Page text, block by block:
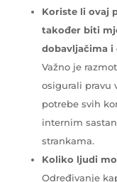
Koriste li ovaj
također biti
dobavljačima
Važno je
osigurali pravu
potrebe svih
internim
strankama.
Koliko ljudi
Određivanje